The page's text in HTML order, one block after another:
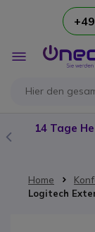
Zum Inhalt springen
Navigation
umschalten
14 Tage
Home
Logitech